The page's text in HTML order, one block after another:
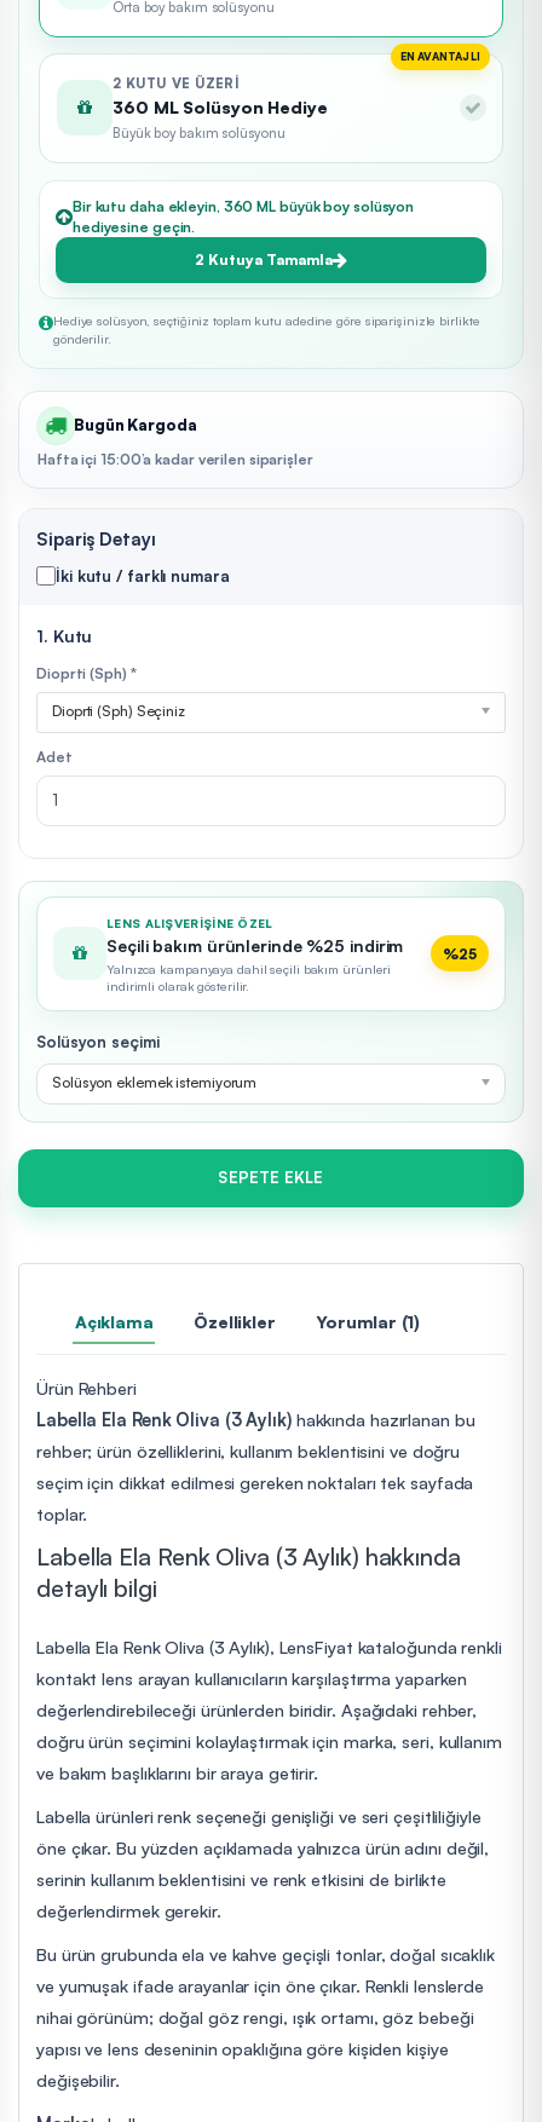
Orta boy bakım solüsyonu
EN AVANTAJLI
2 KUTU VE ÜZERI
360 ML Solüsyon Hediye
Büyük boy bakım solüsyonu
Bir kutu daha ekleyin, 360 ML büyük boy solüsyon
hediyesine geçin.
2 Kutuya Tamamla
Hediye solüsyon, seçtiğiniz toplam kutu adedine göre siparişinizle birlikte
gönderilir.
Bugün Kargoda
Hafta içi 15:00’a kadar verilen siparişler
Sipariş Detayı
İki kutu / farklı numara
1. Kutu
Dioprti (Sph) *
Dioprti (Sph) Seçiniz
Adet
LENS ALIŞVERIŞINE ÖZEL
Seçili bakım ürünlerinde %25 indirim
Yalnızca kampanyaya dahil seçili bakım ürünleri
indirimli olarak gösterilir.
%25
Solüsyon seçimi
Solüsyon eklemek istemiyorum
SEPETE EKLE
Açıklama Özellikler Yorumlar (1)
Ürün Rehberi
Labella Ela Renk Oliva (3 Aylık)hakkında hazırlanan bu
rehber; ürün özelliklerini, kullanım beklentisini ve doğru
seçim için dikkat edilmesi gereken noktaları tek sayfada
toplar.
Labella Ela Renk Oliva (3 Aylık) hakkında
detaylı bilgi
Labella Ela Renk Oliva (3 Aylık), LensFiyat kataloğunda renkli
kontakt lens arayan kullanıcıların karşılaştırma yaparken
değerlendirebileceği ürünlerden biridir. Aşağıdaki rehber,
doğru ürün seçimini kolaylaştırmak için marka, seri, kullanım
ve bakım başlıklarını bir araya getirir.
Labella ürünleri renk seçeneği genişliği ve seri çeşitliliğiyle
öne çıkar. Bu yüzden açıklamada yalnızca ürün adını değil,
serinin kullanım beklentisini ve renk etkisini de birlikte
değerlendirmek gerekir.
Bu ürün grubunda ela ve kahve geçişli tonlar, doğal sıcaklık
ve yumuşak ifade arayanlar için öne çıkar. Renkli lenslerde
nihai görünüm; doğal göz rengi, ışık ortamı, göz bebeği
yapısı ve lens deseninin opaklığına göre kişiden kişiye
değişebilir.